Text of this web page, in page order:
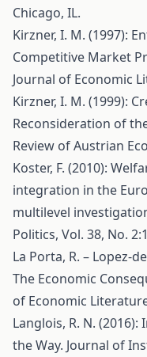
Chicago, IL.
Kirzner, I. M. (1997):
Competitive Market
Journal of Economic
Kirzner, I. M. (1999):
Reconsideration of
Review of Austrian
Koster, F. (2010):
integration in the
multilevel
Politics, Vol. 38, No.
La Porta, R. – Lopez-
The Economic
of Economic
Langlois, R. N.
the Way. Journal of